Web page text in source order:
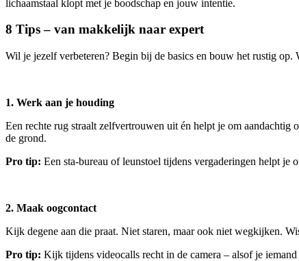
lichaamstaal klopt met je boodschap en jouw intentie.
8 Tips – van makkelijk naar expert
Wil je jezelf verbeteren? Begin bij de basics en bouw het rustig
1. Werk aan je houding
Een rechte rug straalt zelfvertrouwen uit én helpt je om
de grond.
Pro tip: Een sta-bureau of leunstoel tijdens vergaderingen helpt je
2. Maak oogcontact
Kijk degene aan die praat. Niet staren, maar ook niet wegkijken.
Pro tip: Kijk tijdens videocalls recht in de camera – alsof je